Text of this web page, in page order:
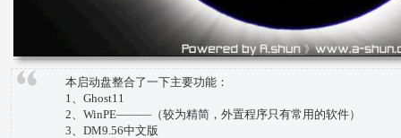
本启动盘整合了一下主要功能：
1、Ghost11
2、WinPE———（较为精简，外置程序只有常用的软件）
3、DM9.56中文版